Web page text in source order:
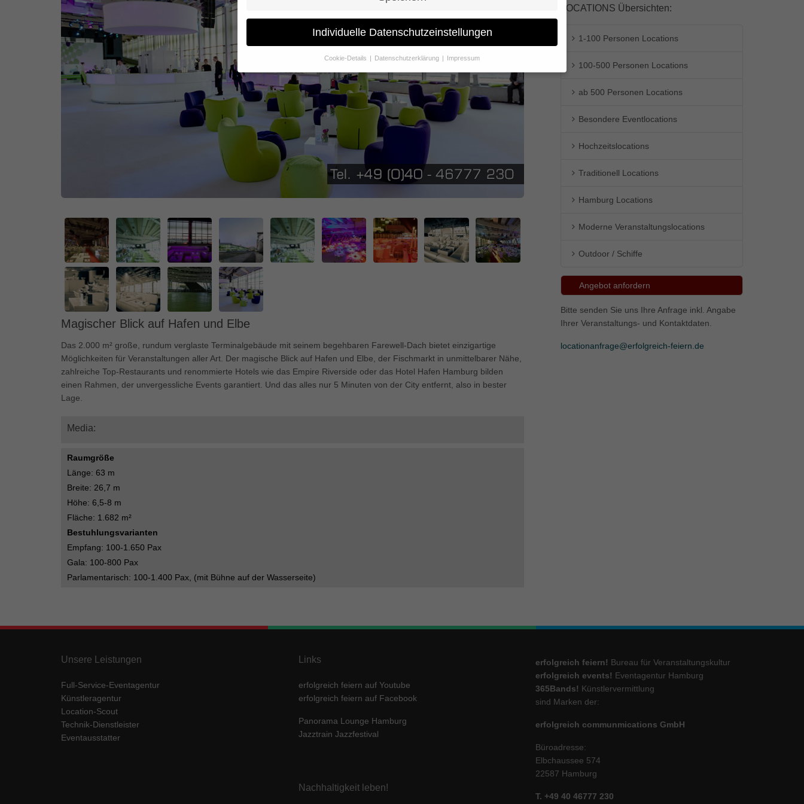
Magischer Blick auf Hafen und Elbe
Das 2.000 m² große, rundum verglaste Terminalgebäude mit seinem begehbaren Farewell-Dach bietet einzigartige
Möglichkeiten für Veranstaltungen aller Art. Der magische Blick auf Hafen und Elbe, der Fischmarkt in unmittelbarer Nähe,
zahlreiche Top-Restaurants und renommierte Hotels wie das Empire Riverside oder das Hotel Hafen Hamburg bilden
einen Rahmen, der unvergessliche Events garantiert. Und das alles nur 5 Minuten von der City entfernt, also in bester
Lage.
Media:
Raumgröße
Länge: 63 m
Breite: 26,7 m
Höhe: 6,5-8 m
Fläche: 1.682 m²
Bestuhlungsvarianten
Empfang: 100-1.650 Pax
Gala: 100-800 Pax
Parlamentarisch: 100-1.400 Pax, (mit Bühne auf der Wasserseite)
LOCATIONS Übersichten:
1-100 Personen Locations
100-500 Personen Locations
ab 500 Personen Locations
Besondere Eventlocations
Hochzeitslocations
Traditionell Locations
Hamburg Locations
Moderne Veranstaltungslocations
Outdoor / Schiffe
Angebot anfordern
Bitte senden Sie uns Ihre Anfrage inkl. Angabe
Ihrer Veranstaltungs- und Kontaktdaten.
locationanfrage@erfolgreich-feiern.de
Unsere Leistungen
Full-Service-Eventagentur
Künstleragentur
Location-Scout
Technik-Dienstleister
Eventausstatter
Links
erfolgreich feiern auf Youtube
erfolgreich feiern auf Facebook
Panorama Lounge Hamburg
Jazztrain Jazzfestival
Nachhaltigkeit leben!
erfolgreich feiern! Bureau für Veranstaltungskultur
erfolgreich events! Eventagentur Hamburg
365Bands! Künstlervermittlung
sind Marken der:
erfolgreich communmications GmbH
Büroadresse:
Elbchaussee 574
22587 Hamburg
T. +49 40 46777 230
Individuelle Datenschutzeinstellungen
Cookie-Details Datenschutzerklärung Impressum
Datenschutzeinstellungen
Wenn Sie unter 16 Jahre alt sind und Ihre Zustimmung zu freiwilligen Diensten
geben möchten, müssen Sie Ihre Erziehungsberechtigten um Erlaubnis bitten.
Wir verwenden Cookies und andere Technologien auf unserer Website. Einige
von ihnen sind essenziell, während andere uns helfen, diese Website und Ihre
Erfahrung zu verbessern.
Personenbezogene Daten können verarbeitet werden
(z. B. IP-Adressen), z. B. für personalisierte Anzeigen und Inhalte oder Anzeigen-
und Inhaltsmessung. Weitere Informationen über die Verwendung Ihrer Daten
finden Sie in unserer
Datenschutzerklärung.
Hier finden Sie eine Übersicht über alle verwendeten Cookies. Sie können Ihre
Einwilligung zu ganzen Kategorien geben oder sich weitere Informationen
Alle akzeptieren Speichern
Datenschutzeinstellungen
Essenziell (1)
Essenzielle Cookies ermöglichen grundlegende Funktionen und sind für die einwandfreie
Funktion der Website erforderlich.
Marketing (1) Marketing
Marketing-Cookies werden von Drittanbietern oder Publishern verwendet, um personalisierte
Werbung anzuzeigen. Sie tun dies, indem sie Besucher über Websites hinweg verfolgen.
Cookie-Informationen anzeigen